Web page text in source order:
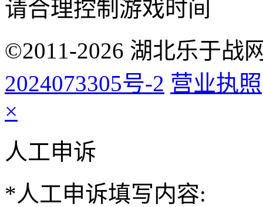
请合理控制游戏时间
©2011-2026 湖北乐于战
2024073305号-2 营业执照
×
人工申诉
*人工申诉填写内容: